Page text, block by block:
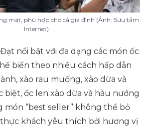
mát, phù hợp cho cả gia đình (Ảnh: Sưu tầm
Internet)
nổi bật với đa dạng các món ốc
biến theo nhiều cách hấp dẫn
xào rau muống, xào dừa và
biệt, ốc len xào dừa và hàu nướng
món “best seller” không thể bỏ
khách yêu thích bởi hương vị